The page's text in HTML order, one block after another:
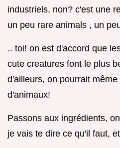
industriels, non? c'est une
un peu rare animals , un
.. toi! on est d'accord que
cute creatures font le plus
d'ailleurs, on pourrait
d'animaux!
Passons aux ingrédients,
je vais te dire ce qu'il faut,